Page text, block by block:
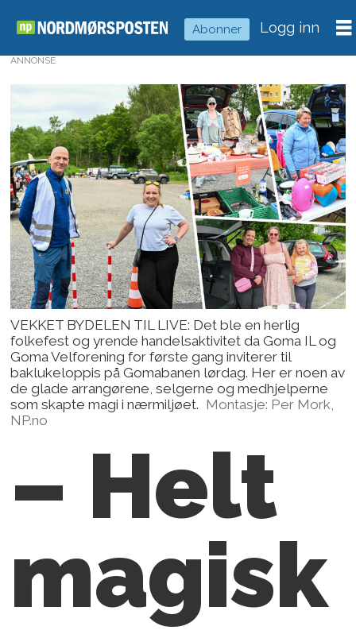
Abonner Logg inn
ANNONSE
VEKKET BYDELEN TIL LIVE: Det ble en herlig
folkefest og yrende handelsaktivitet da Goma IL og
Goma Velforening for første gang inviterer til
baklukeloppis på Gomabanen lørdag. Her er noen av
de glade arrangørene, selgerne og medhjelperne
som skapte magi i nærmiljøet. Montasje: Per Mork,
NP.no
– Helt
magisk